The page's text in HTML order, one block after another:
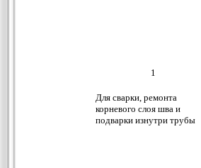
1
Для сварки, ремонта
корневого слоя шва и
подварки изнутри трубы